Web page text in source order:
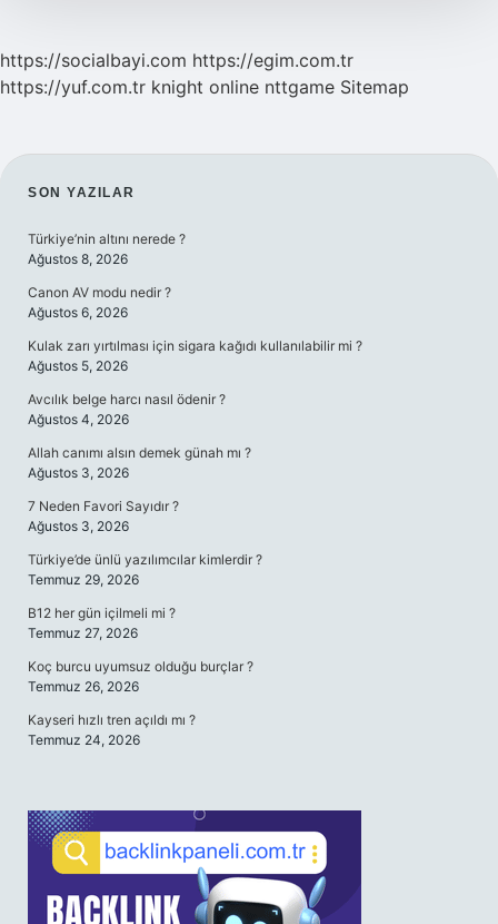
https://socialbayi.com https://egim.com.tr
https://yuf.com.tr knight online nttgame Sitemap
SIDEBAR
SON YAZILAR
Türkiye’nin altını nerede ?
Ağustos 8, 2026
Canon AV modu nedir ?
Ağustos 6, 2026
Kulak zarı yırtılması için sigara kağıdı kullanılabilir mi ?
Ağustos 5, 2026
Avcılık belge harcı nasıl ödenir ?
Ağustos 4, 2026
Allah canımı alsın demek günah mı ?
Ağustos 3, 2026
7 Neden Favori Sayıdır ?
Ağustos 3, 2026
Türkiye’de ünlü yazılımcılar kimlerdir ?
Temmuz 29, 2026
B12 her gün içilmeli mi ?
Temmuz 27, 2026
Koç burcu uyumsuz olduğu burçlar ?
Temmuz 26, 2026
Kayseri hızlı tren açıldı mı ?
Temmuz 24, 2026